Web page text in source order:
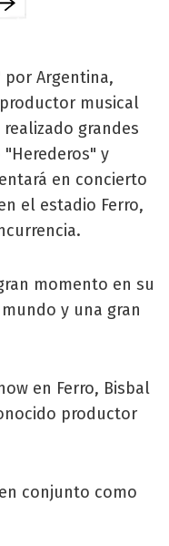
por Argentina,
musical
grandes
y
en concierto
el estadio Ferro,
momento en su
y una gran
en Ferro, Bisbal
productor
conjunto como